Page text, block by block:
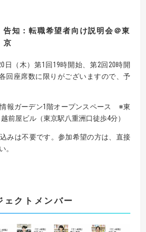
告知：転職希望者向け説明会＠東
京
日（木）第1回19時開始、第2回20時開
座席数に限りがございますので、予
報ガーデン1階オープンスペース ※東
前屋ビル（東京駅八重洲口徒歩4分）
みは不要です。参加希望の方は、直接
。
ェクトメンバー